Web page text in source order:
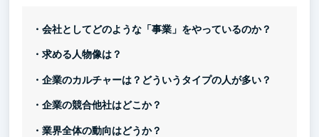
・会社としてどのような「事業」をやっているのか？
・求める人物像は？
・企業のカルチャーは？どういうタイプの人が多い？
・企業の競合他社はどこか？
・業界全体の動向はどうか？